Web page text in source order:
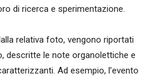
di ricerca e sperimentazione.
relativa foto, vengono riportati
descritte le note organolettiche e
Ad esempio, l’evento